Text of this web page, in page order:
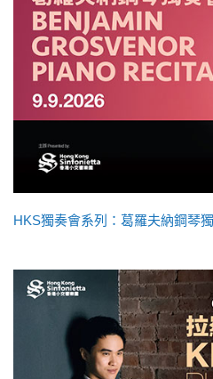
HKS獨奏會系列：葛羅夫納鋼琴